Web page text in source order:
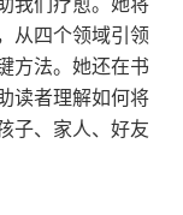
从四个领域引领
方法。她还在书
读者理解如何将
子、家人、好友